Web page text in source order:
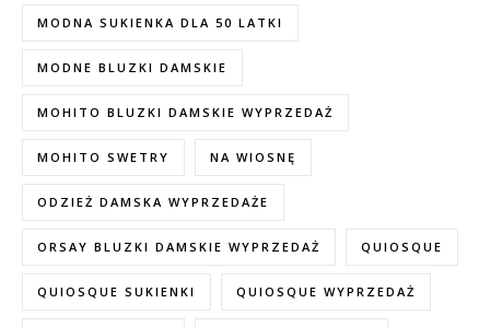
MODNA SUKIENKA DLA 50 LATKI
MODNE BLUZKI DAMSKIE
MOHITO BLUZKI DAMSKIE WYPRZEDAŻ
MOHITO SWETRY NA WIOSNĘ
ODZIEŻ DAMSKA WYPRZEDAŻE
ORSAY BLUZKI DAMSKIE WYPRZEDAŻ QUIOSQUE
QUIOSQUE SUKIENKI QUIOSQUE WYPRZEDAŻ